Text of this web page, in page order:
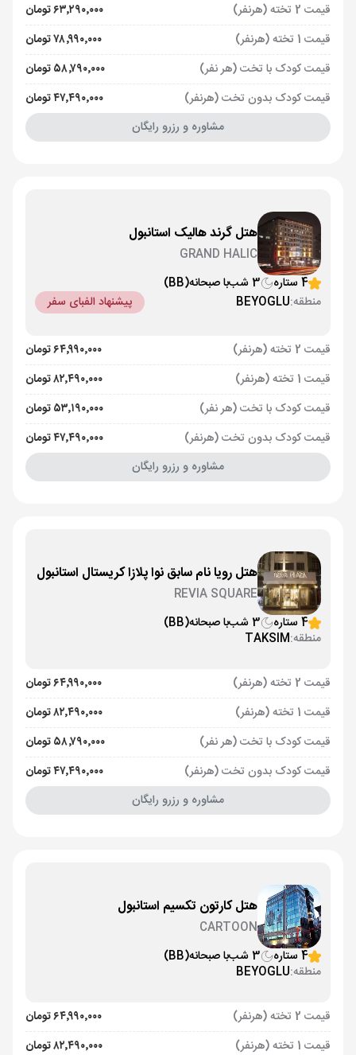
قیمت 2 تخته (هرنفر)
۶۳٬۲۹۰٬۰۰۰ تومان
قیمت 1 تخته (هرنفر)
۷۸٬۹۹۰٬۰۰۰ تومان
قیمت کودک با تخت (هر نفر)
۵۸٬۷۹۰٬۰۰۰ تومان
قیمت کودک بدون تخت (هرنفر)
۴۷٬۴۹۰٬۰۰۰ تومان
مشاوره و رزرو رایگان
هتل گرند هالیک استانبول
GRAND HALIC
4 ستاره
3 شب با صبحانه(BB)
منطقه:BEYOGLU پیشنهاد الفبای سفر
قیمت 2 تخته (هرنفر)
۶۴٬۹۹۰٬۰۰۰ تومان
قیمت 1 تخته (هرنفر)
۸۲٬۴۹۰٬۰۰۰ تومان
قیمت کودک با تخت (هر نفر)
۵۳٬۱۹۰٬۰۰۰ تومان
قیمت کودک بدون تخت (هرنفر)
۴۷٬۴۹۰٬۰۰۰ تومان
مشاوره و رزرو رایگان
هتل رویا نام سابق نوا پلازا کریستال استانبول
REVIA SQUARE
4 ستاره
3 شب با صبحانه(BB)
منطقه:TAKSIM
قیمت 2 تخته (هرنفر)
۶۴٬۹۹۰٬۰۰۰ تومان
قیمت 1 تخته (هرنفر)
۸۲٬۴۹۰٬۰۰۰ تومان
قیمت کودک با تخت (هر نفر)
۵۸٬۷۹۰٬۰۰۰ تومان
قیمت کودک بدون تخت (هرنفر)
۴۷٬۴۹۰٬۰۰۰ تومان
مشاوره و رزرو رایگان
هتل کارتون تکسیم استانبول
CARTOON
4 ستاره
3 شب با صبحانه(BB)
منطقه:BEYOGLU
قیمت 2 تخته (هرنفر)
۶۴٬۹۹۰٬۰۰۰ تومان
قیمت 1 تخته (هرنفر)
۸۲٬۴۹۰٬۰۰۰ تومان